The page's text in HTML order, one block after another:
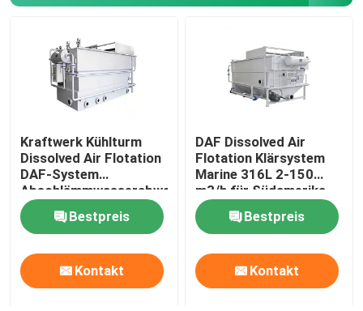
Kraftwerk Kühlturm
Dissolved Air Flotation
DAF-System
Abschlämmwasserabwasserbehandlung
2-150 m3/h Einheit
Bestpreis
Kontakt
DAF Dissolved Air
Flotation Klärsystem
Marine 316L 2-150
m3/h für Südamerika
Meerwasser RO-
Speisewasseraufbereitung
Bestpreis
Kontakt